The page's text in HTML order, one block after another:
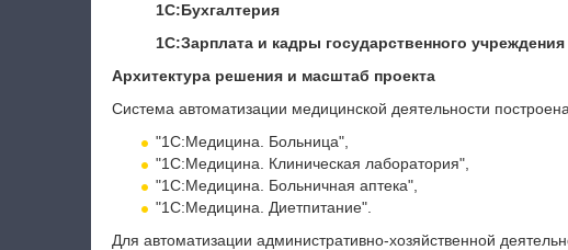
1С:Бухгалтерия
1С:Зарплата и кадры государственного учреждения
Архитектура решения и масштаб проекта
Система автоматизации медицинской деятельности
"1С:Медицина. Больница",
"1С:Медицина. Клиническая лаборатория",
"1С:Медицина. Больничная аптека",
"1С:Медицина. Диетпитание".
Для автоматизации административно-хозяйственной